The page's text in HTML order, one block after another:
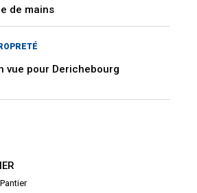
de mains
vue pour Derichebourg